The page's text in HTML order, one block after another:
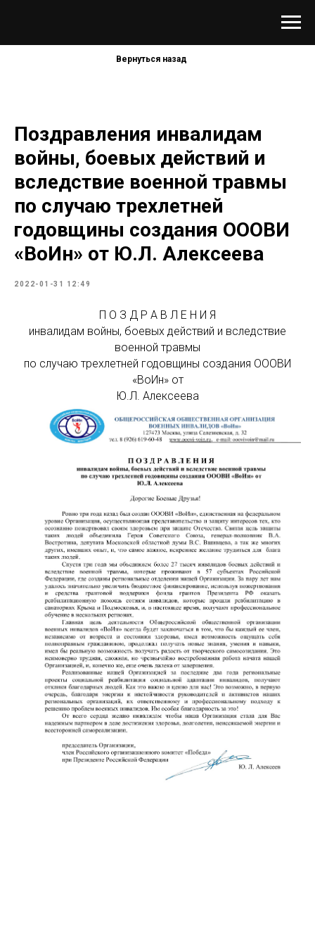
Вернуться назад
Поздравления инвалидам
войны, боевых действий и
вследствие военной травмы
по случаю трехлетней
годовщины создания ОООВИ
«ВоИн» от Ю.Л. Алексеева
2022-01-31 12:49
П О З Д Р А В Л Е Н И Я
инвалидам войны, боевых действий и вследствие
военной травмы
по случаю трехлетней годовщины создания ОООВИ
«ВоИн» от
Ю.Л. Алексеева